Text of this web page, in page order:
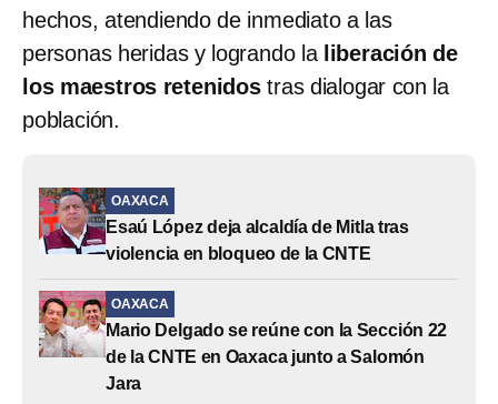
hechos, atendiendo de inmediato a las
personas heridas y logrando la liberación de
los maestros retenidostras dialogar con la
población.
OAXACA
Esaú López deja alcaldía de Mitla tras
violencia en bloqueo de la CNTE
OAXACA
Mario Delgado se reúne con la Sección 22
de la CNTE en Oaxaca junto a Salomón
Jara